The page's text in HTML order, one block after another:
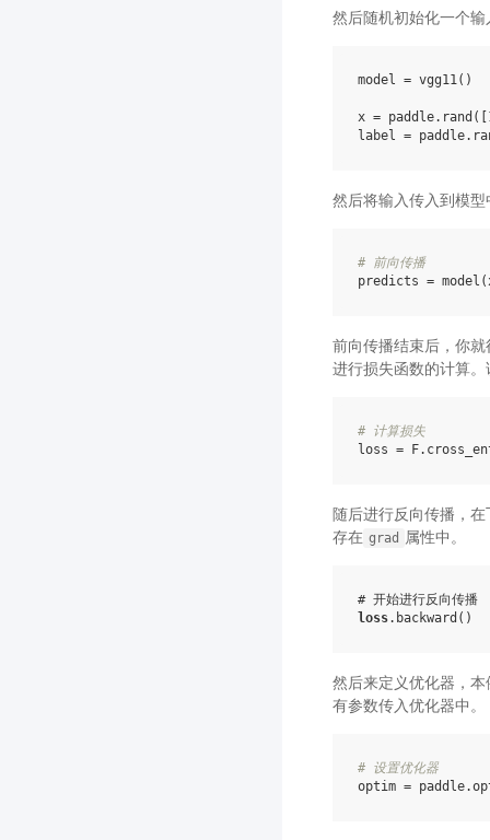
然后随机初始化一个输
model = vgg11()
x = paddle. rand ([
label = paddle.
然后将输入传入到模
# 前向传播
predicts = model (
前向传播结束后，你
进行损失函数的计算
# 计算损失
loss = F.
随后进行反向传播，
存在 grad 属性中。
# 开始进行反向传播
loss. backward ()
然后来定义优化器，
有参数传入优化器中。
# 设置优化器
optim = paddle.